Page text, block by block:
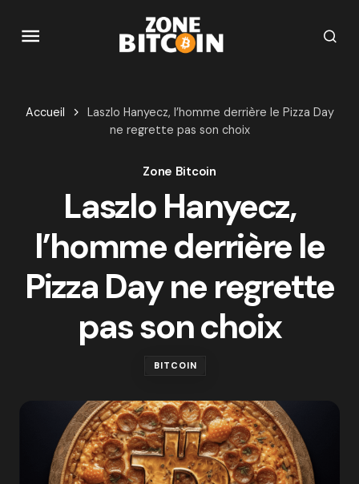
Accueil
Laszlo Hanyecz, l’homme derrière le Pizza Day
ne regrette pas son choix
Zone Bitcoin
Laszlo Hanyecz,
l’homme derrière le
Pizza Day ne regrette
pas son choix
BITCOIN